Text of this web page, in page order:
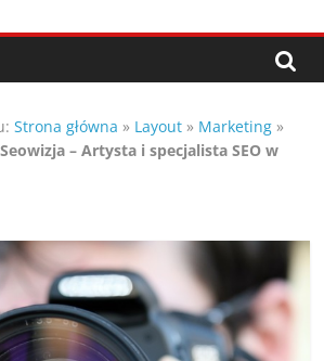
Strona główna » Layout » Marketing »
– Artysta i specjalista SEO w